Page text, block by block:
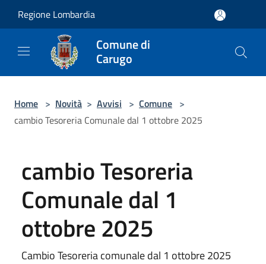
Regione Lombardia
Comune di
Carugo
Home > Novità > Avvisi > Comune >
cambio Tesoreria Comunale dal 1 ottobre 2025
cambio Tesoreria
Comunale dal 1
ottobre 2025
Cambio Tesoreria comunale dal 1 ottobre 2025